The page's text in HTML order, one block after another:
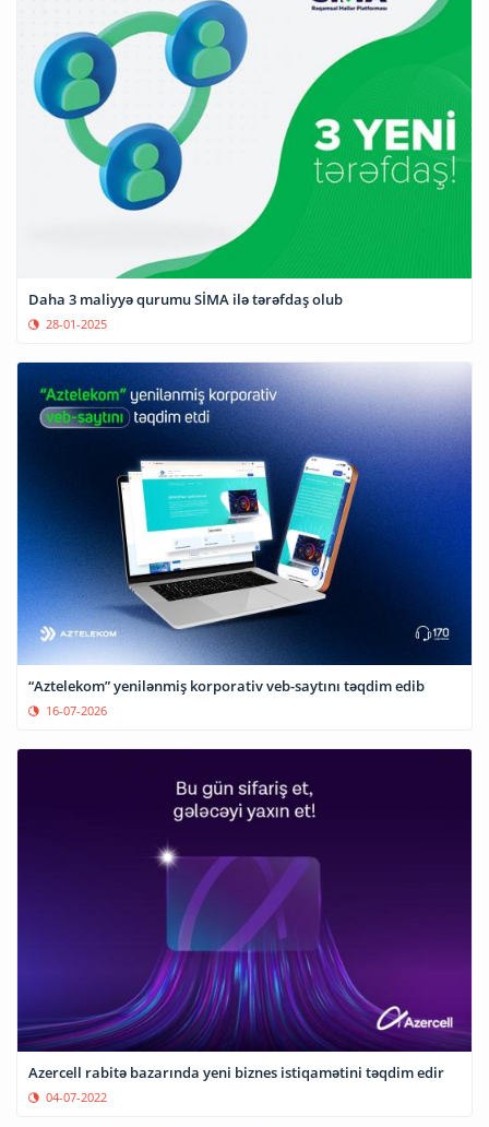
Daha 3 maliyyə qurumu SİMA ilə tərəfdaş olub
28-01-2025
“Aztelekom” yenilənmiş korporativ veb-saytını təqdim edib
16-07-2026
Azercell rabitə bazarında yeni biznes istiqamətini təqdim edir
04-07-2022